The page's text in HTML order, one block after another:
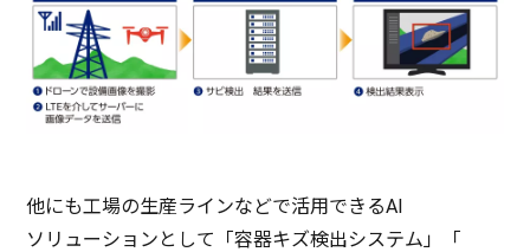
他にも工場の生産ラインなどで活用できるAI
ソリューション として「容器キズ検出システム」「